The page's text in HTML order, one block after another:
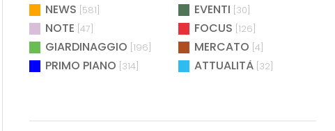
NEWS [581] EVENTI [30]
NOTE [47] FOCUS [126]
GIARDINAGGIO [196] MERCATO [4]
PRIMO PIANO [314] ATTUALITÀ [32]